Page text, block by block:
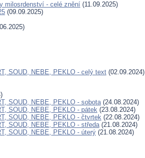
milosrdenství - celé znění (11.09.2025)
(09.09.2025)
SOUD, NEBE, PEKLO - celý text (02.09.2024)
SOUD, NEBE, PEKLO - sobota(24.08.2024)
SOUD, NEBE, PEKLO - pátek (23.08.2024)
SOUD, NEBE, PEKLO - čtvrtek (22.08.2024)
SOUD, NEBE, PEKLO - středa(21.08.2024)
SOUD, NEBE, PEKLO - úterý (21.08.2024)